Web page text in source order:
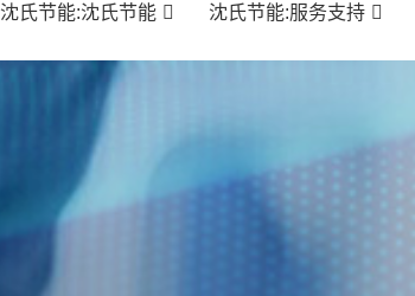
沈氏节能:沈氏节能 沈氏节能:服务支持